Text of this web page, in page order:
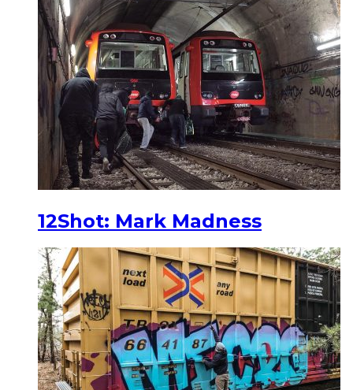
12Shot: Mark Madness